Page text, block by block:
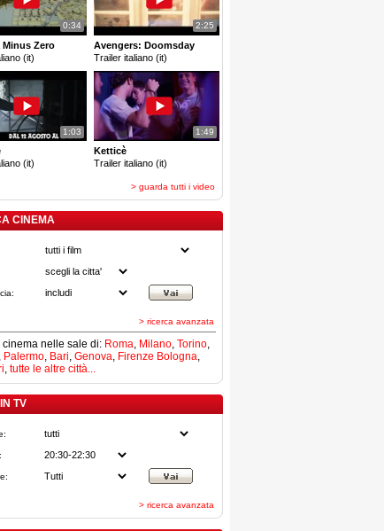
0:34
Zero
(it)
2:25
Avengers: Doomsday
Trailer italiano (it)
1:03
(it)
1:49
Ketticè
Trailer italiano (it)
> guarda tutti i video
CINEMA
> ricerca avanzata
cinema nelle sale di: Roma, Milano, Torino,
, Palermo, Bari, Genova, Firenze Bologna,
, tutte le altre città...
TV
> ricerca avanzata